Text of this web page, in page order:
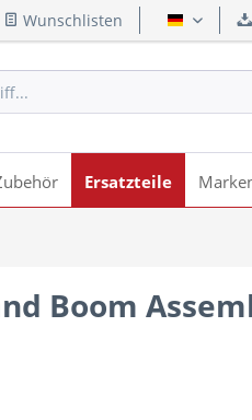
Wunschlisten Deutsch
Ersatzteile
Boom